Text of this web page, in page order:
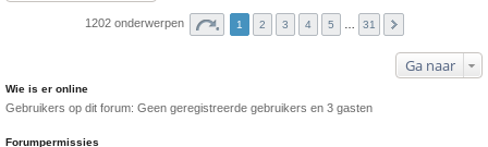
1202 onderwerpen 1 2 3 4 5 31
Ga naar
Wie is er online
Gebruikers op dit forum: Geen geregistreerde gebruikers en 3 gasten
Forumpermissies